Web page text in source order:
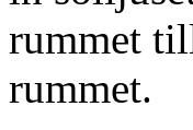
rummet
rummet.